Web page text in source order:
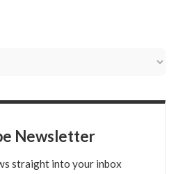
Newsletter
straight into your inbox